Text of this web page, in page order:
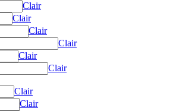
Clair
Clair
Clair
Clair
Clair
Clair
Clair
Clair